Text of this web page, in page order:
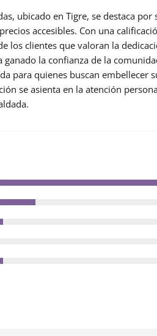
, ubicado en Tigre, se destaca por
accesibles. Con una
los clientes que valoran la
ganado la confianza de la
para quienes buscan embellecer
se asienta en la atención